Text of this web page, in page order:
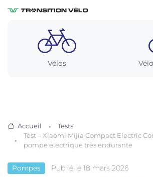
Vélos
Accueil
Tests
Test – Xiaomi Mijia Compact Electric
pompe électrique très endurante
Pompes Publié le 18 mars 2026